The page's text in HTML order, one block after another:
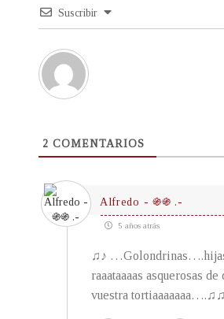
Suscribir
2 COMENTARIOS
Alfredo - ֍֍ .-
5 años atrás
♫♪
raaataaaas asquerosas
vuestra